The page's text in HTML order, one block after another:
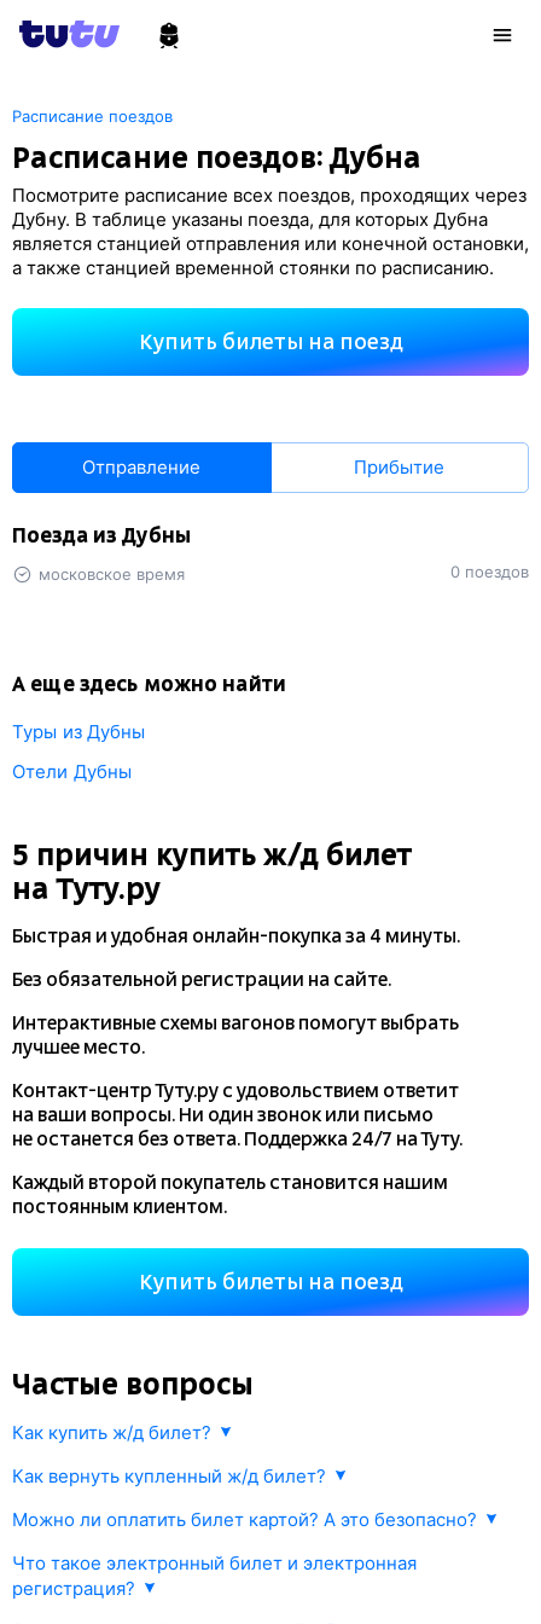
Расписание поездов
Расписание поездов: Дубна
Посмотрите расписание всех поездов, проходящих через
Дубну. В таблице указаны поезда, для которых Дубна
является станцией отправления или конечной остановки,
а также станцией временной стоянки по расписанию.
Купить билеты на поезд
Отправление Прибытие
Поезда из Дубны
московское время 0 поездов
А еще здесь можно найти
Туры из Дубны
Отели Дубны
5 причин купить ж/д билет
на Туту.ру
Быстрая и удобная онлайн-покупказа 4 минуты.
Без обязательной регистрации на сайте.
Интерактивные схемы вагонов помогут выбрать
лучшее место.
Контакт-центр Туту.ру с удовольствием ответит
на ваши вопросы. Ни один звонок или письмо
не останется без ответа. Поддержка 24/7 на Туту.
Каждый второй покупатель становится нашим
постоянным клиентом.
Купить билеты на поезд
Частые вопросы
Как купить ж/д билет?
о наличии билетов и их стоимости. Выберите подходящий поезд
и места. Оплатите билет одним из предложенных способов.
Информация об оплате будет моментально передана в РЖД
и Ваш билет будет оформлен.
Как вернуть купленный ж/д билет?
в соответствии с правилами РЖД.
Возврат осуществляется прямо в личном кабинете Туту.ру или
в железнодорожных кассах.
Можно ли оплатить билет картой? А это безопасно?
процессингового центра Gateline.net. Все данные передаются
по защищенному каналу.
Что такое электронный билет и электронная
регистрация?